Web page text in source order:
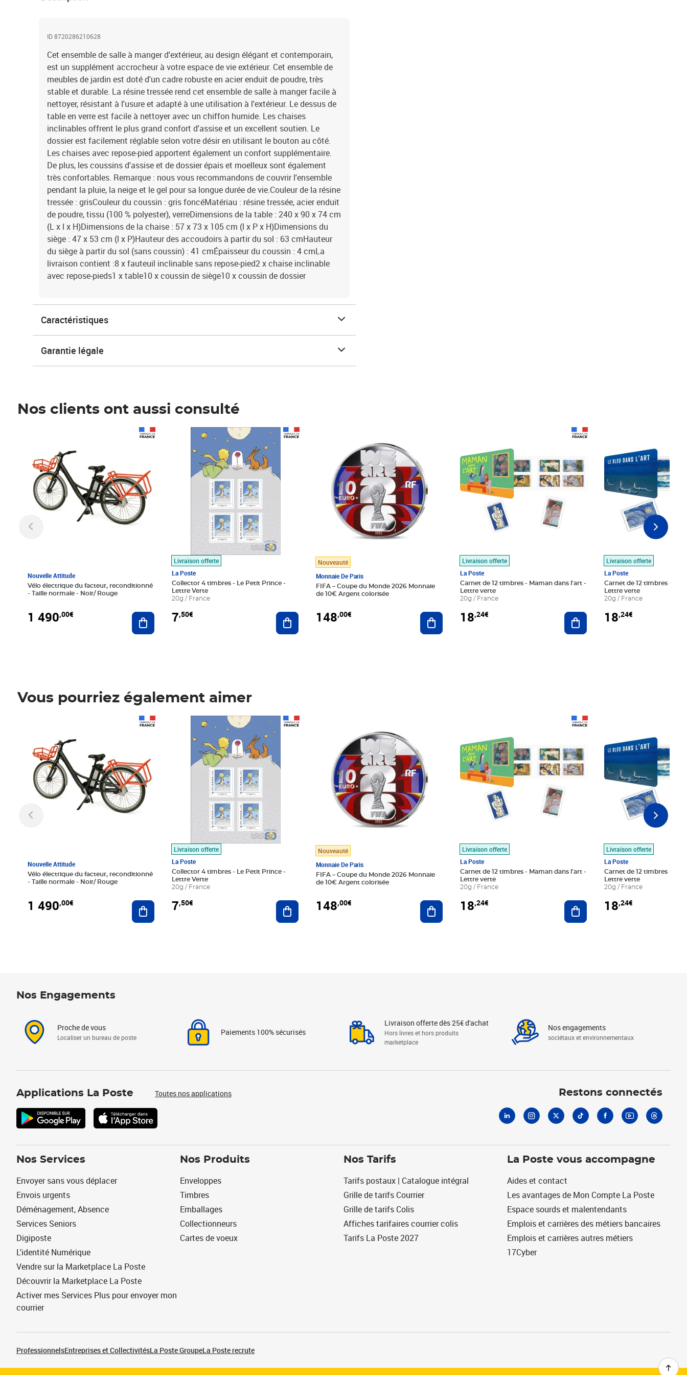
ID 8720286210628
Cet ensemble de salle à manger d'extérieur, au design élégant et contemporain,
est un supplément accrocheur à votre espace de vie extérieur. Cet ensemble de
meubles de jardin est doté d'un cadre robuste en acier enduit de poudre, très
stable et durable. La résine tressée rend cet ensemble de salle à manger facile à
nettoyer, résistant à l'usure et adapté à une utilisation à l'extérieur. Le dessus de
table en verre est facile à nettoyer avec un chiffon humide. Les chaises
inclinables offrent le plus grand confort d'assise et un excellent soutien. Le
dossier est facilement réglable selon votre désir en utilisant le bouton au côté.
Les chaises avec repose-pied apportent également un confort supplémentaire.
De plus, les coussins d'assise et de dossier épais et moelleux sont également
très confortables. Remarque : nous vous recommandons de couvrir l'ensemble
pendant la pluie, la neige et le gel pour sa longue durée de vie.Couleur de la résine
tressée : grisCouleur du coussin : gris foncéMatériau : résine tressée, acier enduit
de poudre, tissu (100 % polyester), verreDimensions de la table : 240 x 90 x 74 cm
(L x l x H)Dimensions de la chaise : 57 x 73 x 105 cm (l x P x H)Dimensions du
siège : 47 x 53 cm (l x P)Hauteur des accoudoirs à partir du sol : 63 cmHauteur
du siège à partir du sol (sans coussin) : 41 cmÉpaisseur du coussin : 4 cmLa
livraison contient :8 x fauteuil inclinable sans repose-pied2 x chaise inclinable
avec repose-pieds1 x table10 x coussin de siège10 x coussin de dossier
Caractéristiques
Garantie légale
Nos clients ont aussi consulté
Nouvelle Attitude
Vélo électrique du facteur, reconditionné
- Taille normale - Noir/ Rouge
1 490,00€ Ajouter au panier
Livraison offerte
La Poste
Collector 4 timbres - Le Petit Prince -
Lettre Verte
20g / France
7,50€
Prix 7,50€
Ajouter au panier
Nouveauté
Monnaie De Paris
FIFA – Coupe du Monde 2026 Monnaie
de 10€ Argent colorisée
148,00€ Ajouter au panier
Livraison offerte
La Poste
Carnet de 12 timbres - Maman dans l'art -
Lettre verte
20g / France
18,24€ Ajouter au panier
Livraison offerte
La Poste
Carnet de 12 timbres - Le
Lettre verte
20g / France
18,24€
Vous pourriez également aimer
Nouvelle Attitude
Vélo électrique du facteur, reconditionné
- Taille normale - Noir/ Rouge
1 490,00€ Ajouter au panier
Livraison offerte
La Poste
Collector 4 timbres - Le Petit Prince -
Lettre Verte
20g / France
7,50€
Prix 7,50€
Ajouter au panier
Nouveauté
Monnaie De Paris
FIFA – Coupe du Monde 2026 Monnaie
de 10€ Argent colorisée
148,00€ Ajouter au panier
Livraison offerte
La Poste
Carnet de 12 timbres - Maman dans l'art -
Lettre verte
20g / France
18,24€ Ajouter au panier
Livraison offerte
La Poste
Carnet de 12 timbres - Le
Lettre verte
20g / France
18,24€
Nos Engagements
Proche de vous
Localiser un bureau de poste
Paiements 100% sécurisés
Livraison offerte dès 25€ d'achat
Hors livres et hors produits
marketplace
Nos engagements
sociétaux et environnementaux
Applications La Poste Toutes nos applications Restons connectés
Nos Services
Envoyer sans vous déplacer
Envois urgents
Déménagement, Absence
Services Seniors
Digiposte
L'identité Numérique
Vendre sur la Marketplace La Poste
Découvrir la Marketplace La Poste
Activer mes Services Plus pour envoyer mon
courrier
Nos Produits
Enveloppes
Timbres
Emballages
Collectionneurs
Cartes de voeux
Nos Tarifs
Tarifs postaux | Catalogue intégral
Grille de tarifs Courrier
Grille de tarifs Colis
Affiches tarifaires courrier colis
Tarifs La Poste 2027
La Poste vous accompagne
Aides et contact
Les avantages de Mon Compte La Poste
Espace sourds et malentendants
Emplois et carrières des métiers bancaires
Emplois et carrières autres métiers
17Cyber
ProfessionnelsEntreprises et CollectivitésLa Poste GroupeLa Poste recrute